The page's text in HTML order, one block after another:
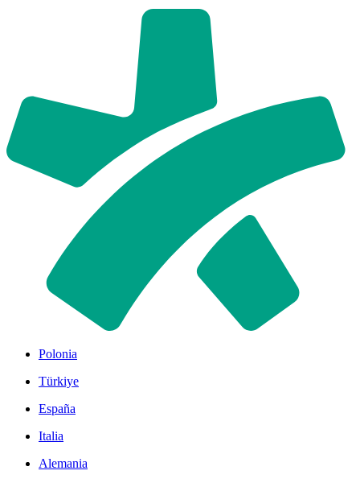
Polonia
Türkiye
España
Italia
Alemania